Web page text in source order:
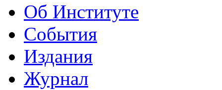
Об Институте
События
Издания
Журнал